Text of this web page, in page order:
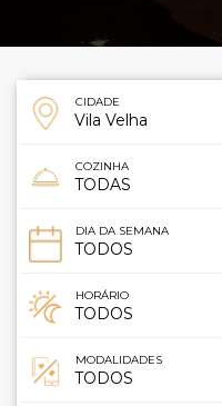
CIDADE
COZINHA
DIA DA SEMANA
HORÁRIO
MODALIDADES